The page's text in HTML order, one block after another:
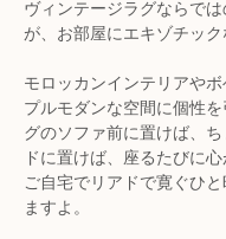
ヴィンテージラグならで
が、お部屋にエキゾチック
モロッカンインテリアや
プルモダンな空間に個性
グのソファ前に置けば、
ドに置けば、座るたびに心
ご自宅でリアドで寛ぐひ
ますよ。